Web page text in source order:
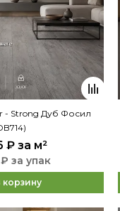
- Strong Дуб Фосил
₽за м²
за упак
корзину